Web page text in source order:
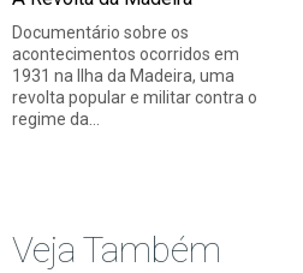
Documentário sobre os
acontecimentos ocorridos em
1931 na Ilha da Madeira, uma
revolta popular e militar contra o
regime da…
Veja Também